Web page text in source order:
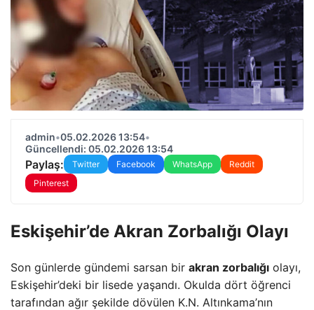
admin•05.02.2026 13:54•
Güncellendi: 05.02.2026 13:54
Paylaş: Twitter Facebook WhatsApp
Reddit
Pinterest
Eskişehir’de Akran Zorbalığı Olayı
Son günlerde gündemi sarsan bir akran zorbalığı olayı,
Eskişehir’deki bir lisede yaşandı. Okulda dört öğrenci
tarafından ağır şekilde dövülen K.N. Altınkama’nın